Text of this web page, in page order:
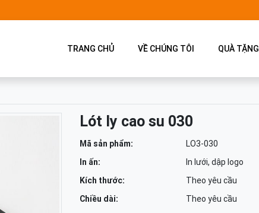
TRANG CHỦ VỀ CHÚNG TÔI QUÀ TẶNG
Lót ly cao su 030
Mã sản phẩm:
LO3-030
In ấn:
In lưới, dập logo
Kích thước:
Theo yêu cầu
Chiều dài:
Theo yêu cầu